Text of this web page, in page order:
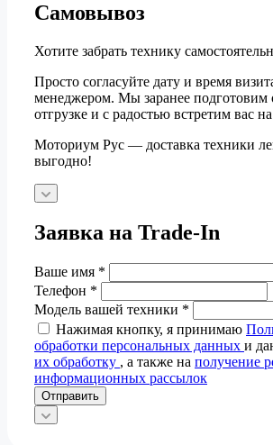
Самовывоз
Хотите забрать технику
Просто согласуйте дату и время
менеджером. Мы заранее подготовим
отгрузке и с радостью встретим вас
Моториум Рус — доставка техники
выгодно!
Заявка на Trade-In
Ваше имя *
Телефон *
Модель вашей техники *
Нажимая кнопку, я принимаю
обработки персональных данных и
их обработку , а также на получение
информационных рассылок
Отправить